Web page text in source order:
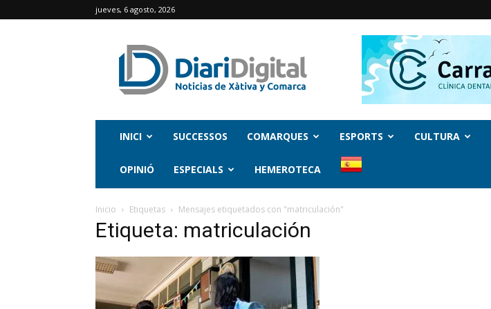
jueves, 6 agosto, 2026
INICI SUCCESSOS COMARQUES ESPORTS CULTURA
OPINIÓ ESPECIALS HEMEROTECA
Inicio Etiquetas Mensajes etiquetados con "matriculación"
Etiqueta: matriculación